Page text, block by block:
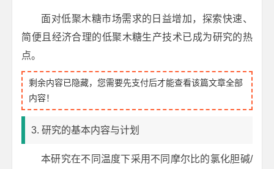
面对低聚木糖市场需求的日益增加，探索快速、
简便且经济合理的低聚木糖生产技术已成为研究的热
点。
剩余内容已隐藏，您需要先支付后才能查看该篇文章全部
内容！
3. 研究的基本内容与计划
本研究在不同温度下采用不同摩尔比的氯化胆碱/